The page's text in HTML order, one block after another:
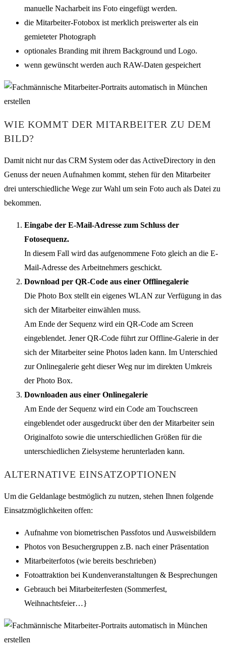
manuelle Nacharbeit ins Foto eingefügt werden.
die Mitarbeiter-Fotobox ist merklich preiswerter als ein
gemieteter Photograph
optionales Branding mit ihrem Background und Logo.
wenn gewünscht werden auch RAW-Daten gespeichert
WIE KOMMT DER MITARBEITER ZU DEM
BILD?
Damit nicht nur das CRM System oder das ActiveDirectory in den
Genuss der neuen Aufnahmen kommt, stehen für den Mitarbeiter
drei unterschiedliche Wege zur Wahl um sein Foto auch als Datei zu
bekommen.
Eingabe der E-Mail-Adresse zum Schluss der
Fotosequenz.
In diesem Fall wird das aufgenommene Foto gleich an die E-
Mail-Adresse des Arbeitnehmers geschickt.
Download per QR-Code aus einer Offlinegalerie
Die Photo Box stellt ein eigenes WLAN zur Verfügung in das
sich der Mitarbeiter einwählen muss.
Am Ende der Sequenz wird ein QR-Code am Screen
eingeblendet. Jener QR-Code führt zur Offline-Galerie in der
sich der Mitarbeiter seine Photos laden kann. Im Unterschied
zur Onlinegalerie geht dieser Weg nur im direkten Umkreis
der Photo Box.
Downloaden aus einer Onlinegalerie
Am Ende der Sequenz wird ein Code am Touchscreen
eingeblendet oder ausgedruckt über den der Mitarbeiter sein
Originalfoto sowie die unterschiedlichen Größen für die
unterschiedlichen Zielsysteme herunterladen kann.
ALTERNATIVE EINSATZOPTIONEN
Um die Geldanlage bestmöglich zu nutzen, stehen Ihnen folgende
Einsatzmöglichkeiten offen:
Aufnahme von biometrischen Passfotos und Ausweisbildern
Photos von Besuchergruppen z.B. nach einer Präsentation
Mitarbeiterfotos (wie bereits beschrieben)
Fotoattraktion bei Kundenveranstaltungen & Besprechungen
Gebrauch bei Mitarbeiterfesten (Sommerfest,
Weihnachtsfeier…}